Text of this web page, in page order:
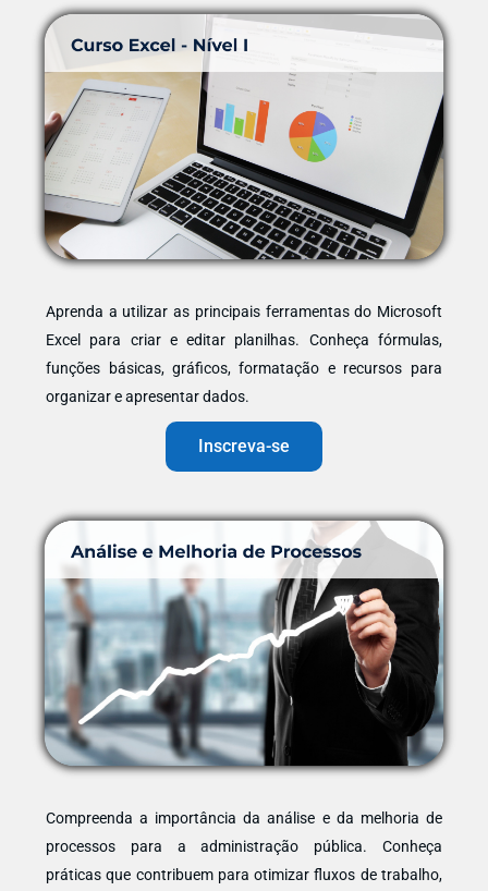
Aprenda a utilizar as principais ferramentas do Microsoft
Excel para criar e editar planilhas. Conheça fórmulas,
funções básicas, gráficos, formatação e recursos para
organizar e apresentar dados.
Inscreva-se
Compreenda a importância da análise e da melhoria de
processos para a administração pública. Conheça
práticas que contribuem para otimizar fluxos de trabalho,